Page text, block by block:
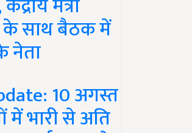
के साथ बैठक में
नेता
10 अगस्त
में भारी से अति